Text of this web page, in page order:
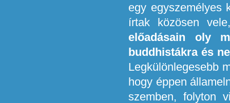
egy egyszemélyes
írtak közösen
előadásain oly
buddhistákra és
Legkülönlegesebb
hogy éppen
szemben, folyton